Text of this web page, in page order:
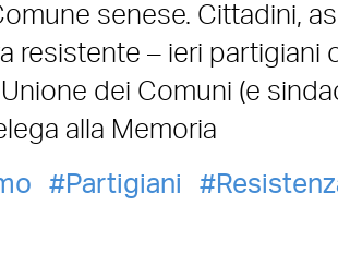
senese. Cittadini,
resistente – ieri partigiani
dei Comuni (e
alla Memoria
Partigiani